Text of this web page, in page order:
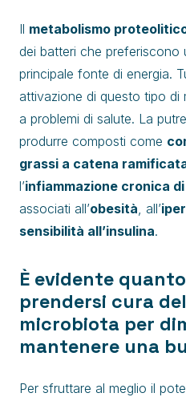
Il metabolismo
dei batteri che preferiscono
principale fonte di energia.
attivazione di questo tipo di
a problemi di salute. La
produrre composti come
grassi a catena
l’infiammazione cronica
associati all’obesità, all’
sensibilità all’insulina.
È evidente
prendersi cura
microbiota per
mantenere una
Per sfruttare al meglio il